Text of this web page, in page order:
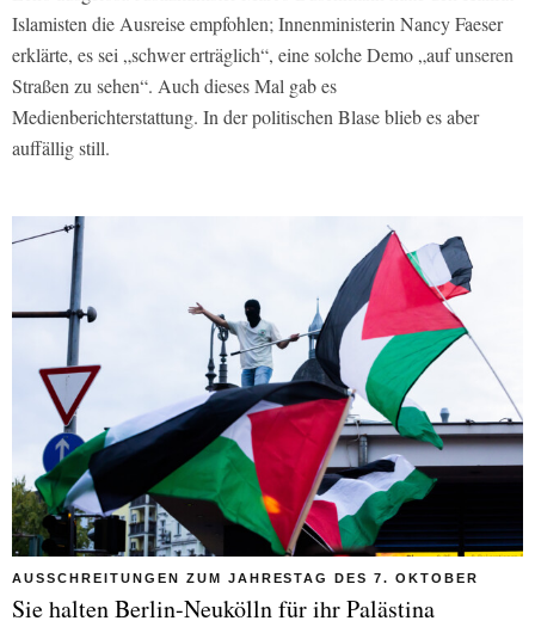
Islamisten die Ausreise empfohlen; Innenministerin Nancy Faeser
erklärte, es sei „schwer erträglich“, eine solche Demo „auf unseren
Straßen zu sehen“. Auch dieses Mal gab es
Medienberichterstattung. In der politischen Blase blieb es aber
auffällig still.
AUSSCHREITUNGEN ZUM JAHRESTAG DES 7. OKTOBER
Sie halten Berlin-Neukölln für ihr Palästina